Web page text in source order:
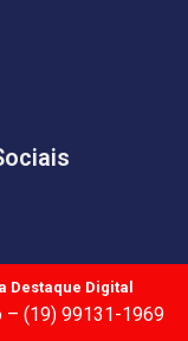
Destaque Digital
– (19) 99131-1969